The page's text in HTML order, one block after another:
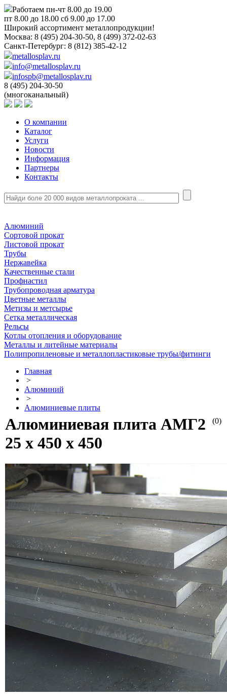
Работаем пн-чт 8.00 до 19.00
пт 8.00 до 18.00 сб 9.00 до 17.00
Широкий ассортимент металлопродукции!
Москва: 8 (495) 204-30-50, 8 (499) 372-02-63
Санкт-Петербург: 8 (812) 385-42-12
metallosplav.ru
info@metallosplav.ru
infospb@metallosplav.ru
8 (495) 204-30-50
(многоканальный)
О компании
Каталог
Услуги
Новости
Информация
Партнеры
Контакты
Алюминий
Сортовой прокат
Листовой прокат
Трубы
Нержавейка
Качественные стали
Профнастил
Трубопроводная арматура
Цветные металлы
Метизы и метсырье
Сетка металлическая
Рельсы
Котлы отопления и оборудование
Металлы и литейные материалы
Полипропиленовые и металлопластиковые трубы/фитинги
Главная
>
Алюминий
>
Алюминиевые плиты
(0)
Алюминиевая плита АМГ2
25 х 450 х 450